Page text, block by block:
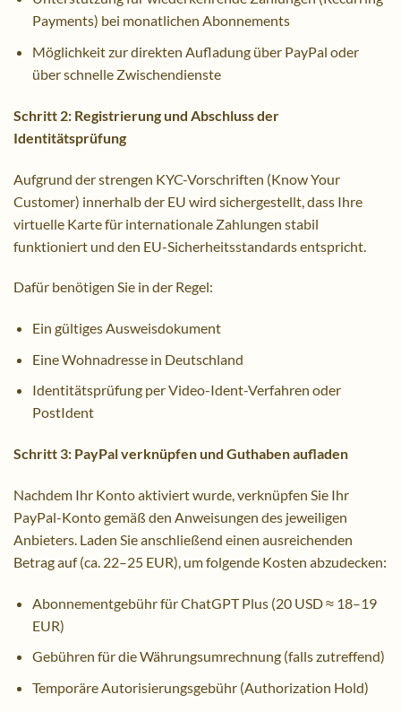
Payments) bei monatlichen Abonnements
Möglichkeit zur direkten Aufladung über PayPal oder
über schnelle Zwischendienste
Schritt 2: Registrierung und Abschluss der
Identitätsprüfung
Aufgrund der strengen KYC-Vorschriften (Know Your
Customer) innerhalb der EU wird sichergestellt, dass Ihre
virtuelle Karte für internationale Zahlungen stabil
funktioniert und den EU-Sicherheitsstandards entspricht.
Dafür benötigen Sie in der Regel:
Ein gültiges Ausweisdokument
Eine Wohnadresse in Deutschland
Identitätsprüfung per Video-Ident-Verfahren oder
PostIdent
Schritt 3: PayPal verknüpfen und Guthaben aufladen
Nachdem Ihr Konto aktiviert wurde, verknüpfen Sie Ihr
PayPal-Konto gemäß den Anweisungen des jeweiligen
Anbieters. Laden Sie anschließend einen ausreichenden
Betrag auf (ca. 22–25 EUR), um folgende Kosten abzudecken:
Abonnementgebühr für ChatGPT Plus (20 USD ≈ 18–19
EUR)
Gebühren für die Währungsumrechnung (falls zutreffend)
Temporäre Autorisierungsgebühr (Authorization Hold)